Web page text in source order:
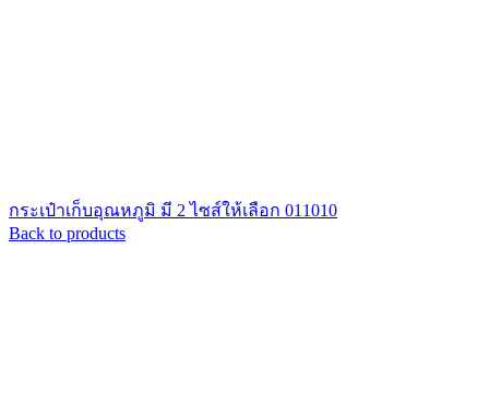
กระเป๋าเก็บอุณหภูมิ มี 2 ไซส์ให้เลือก 011010
Back to products